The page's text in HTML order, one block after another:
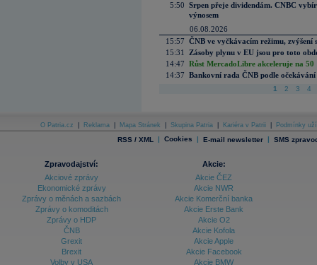
5:50 Srpen přeje dividendám. CNBC
výnosem
06.08.2026
15:57 ČNB ve vyčkávacím režimu, zvýšení
15:31
Zásoby plynu v EU jsou pro toto
14:47 Růst MercadoLibre akceleruje na
14:37 Bankovní rada ČNB podle
1 2 3 4
O Patria.cz Reklama Mapa Stránek Skupina Patria Kariéra v Patrii Podmínky
RSS / XML | Cookies | E-mail newsletter | SMS
Zpravodajství:
Akciové zprávy
Ekonomické zprávy
Zprávy o měnách a sazbách
Zprávy o komoditách
Zprávy o HDP
ČNB
Grexit
Brexit
Volby v USA
Akcie:
Akcie ČEZ
Akcie NWR
Akcie Komerční banka
Akcie Erste Bank
Akcie O2
Akcie Kofola
Akcie Apple
Akcie Facebook
Akcie BMW